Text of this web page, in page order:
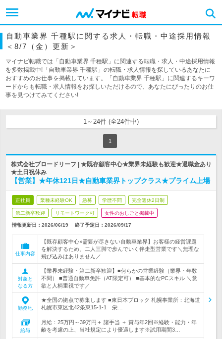
自動車業界 千種駅に関する求人・転職・中途採用情報
＜8/7（金）更新＞
マイナビ転職では「自動車業界 千種駅」に関連する転職・求人・中途採用情報
を多数掲載中!「自動車業界 千種駅」の転職・求人情報を探しているあなたに
おすすめのお仕事を掲載しています。「自動車業界 千種駅」に関連するキーワ
ードからも転職・求人情報をお探しいただけるので、あなたにぴったりのお仕
事を見つけてみてください!
1～24件 (全24件中)
1
株式会社ブロードリーフ | ★既存顧客中心★業界未経験も歓迎★退職金あり
★土日祝休み
【営業】★年休121日★自動車業界トップクラス★プライム上場
正社員 業種未経験OK 急募 学歴不問 完全週休2日制
第二新卒歓迎 リモートワーク可 女性のおしごと掲載中
情報更新日：2026/06/19 終了予定日： 2026/09/17
仕事内容
【既存顧客中心×需要が尽きない自動車業界】お客様の経営課題
を解決するため、二人三脚で歩んでいく伴走型営業です＼無理な
飛び込みはありません／
対象と
なる方
【業界未経験・第二新卒歓迎】■何らかの営業経験（業界・年数
不問） ■普通自動車免許（AT限定可） ■基本的なPCスキル ＼意
欲と人柄重視です／
勤務地
★全国の拠点で募集します ■東日本ブロック 札幌事業所：北海道
札幌市東区北42条東15-1-1 栄…
給与
月給：25万円～39万円＋ 諸手当 ＋ 賞与年2回※経験・能力・年
齢を考慮の上、当社規定により優遇します※試用期間3…